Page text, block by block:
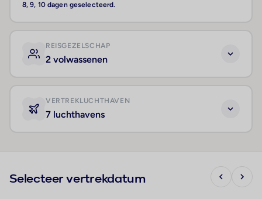
8, 9, 10 dagen geselecteerd.
REISGEZELSCHAP
2 volwassenen
VERTREKLUCHTHAVEN
7 luchthavens
Selecteer vertrekdatum